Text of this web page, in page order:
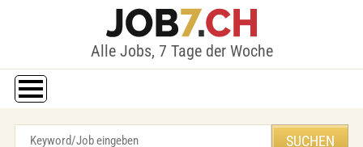
Alle Jobs, 7 Tage der Woche